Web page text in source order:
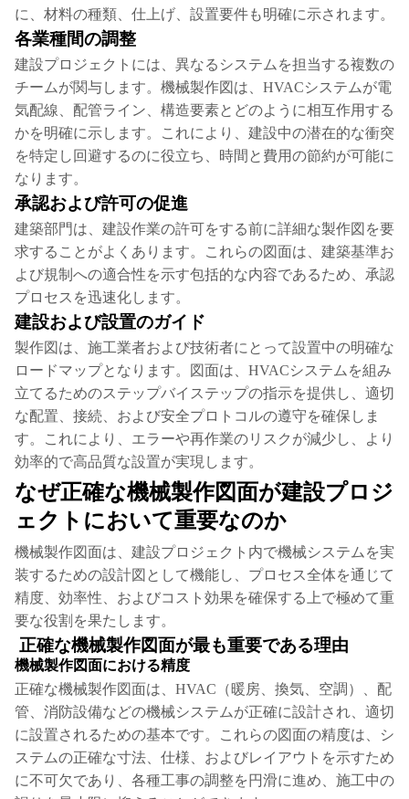
に、材料の種類、仕上げ、設置要件も明確に示されます。
各業種間の調整
建設プロジェクトには、異なるシステムを担当する複数の
チームが関与します。機械製作図は、HVACシステムが電
気配線、配管ライン、構造要素とどのように相互作用する
かを明確に示します。これにより、建設中の潜在的な衝突
を特定し回避するのに役立ち、時間と費用の節約が可能に
なります。
承認および許可の促進
建築部門は、建設作業の許可をする前に詳細な製作図を要
求することがよくあります。これらの図面は、建築基準お
よび規制への適合性を示す包括的な内容であるため、承認
プロセスを迅速化します。
建設および設置のガイド
製作図は、施工業者および技術者にとって設置中の明確な
ロードマップとなります。図面は、HVACシステムを組み
立てるためのステップバイステップの指示を提供し、適切
な配置、接続、および安全プロトコルの遵守を確保しま
す。これにより、エラーや再作業のリスクが減少し、より
効率的で高品質な設置が実現します。
なぜ正確な機械製作図面が建設プロジ
ェクトにおいて重要なのか
機械製作図面は、建設プロジェクト内で機械システムを実
装するための設計図として機能し、プロセス全体を通じて
精度、効率性、およびコスト効果を確保する上で極めて重
要な役割を果たします。
正確な機械製作図面が最も重要である理由
機械製作図面における精度
正確な機械製作図面は、HVAC（暖房、換気、空調）、配
管、消防設備などの機械システムが正確に設計され、適切
に設置されるための基本です。これらの図面の精度は、シ
ステムの正確な寸法、仕様、およびレイアウトを示すため
に不可欠であり、各種工事の調整を円滑に進め、施工中の